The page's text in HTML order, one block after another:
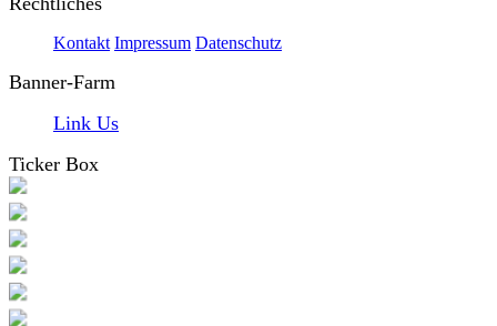
Kontakt Impressum Datenschutz
Banner-Farm
Link Us
Ticker Box